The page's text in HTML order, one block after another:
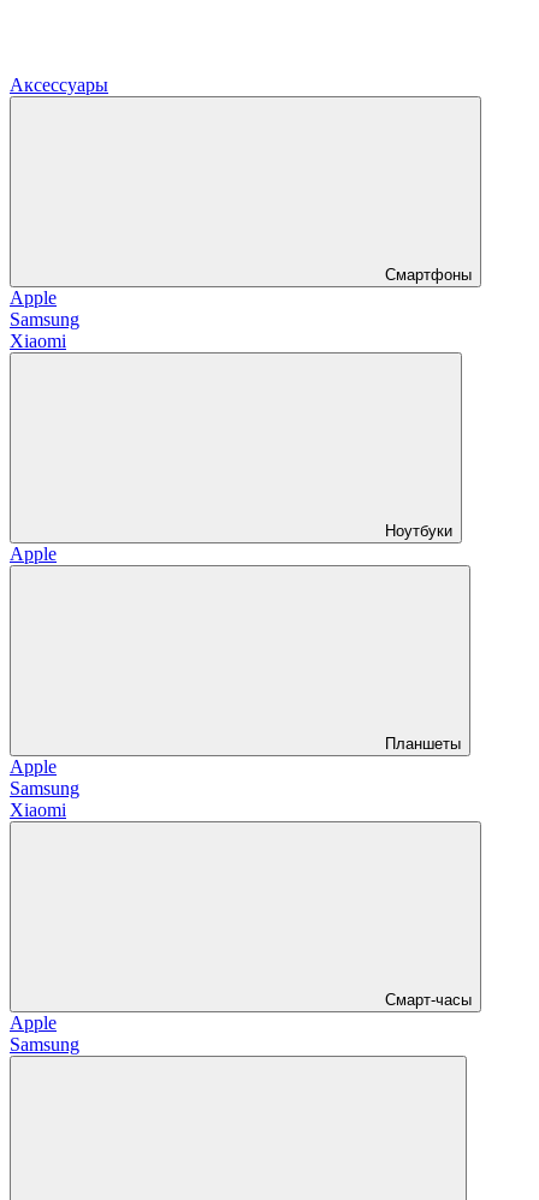
Аксессуары
Смартфоны
Apple
Samsung
Xiaomi
Ноутбуки
Apple
Планшеты
Apple
Samsung
Xiaomi
Смарт-часы
Apple
Samsung